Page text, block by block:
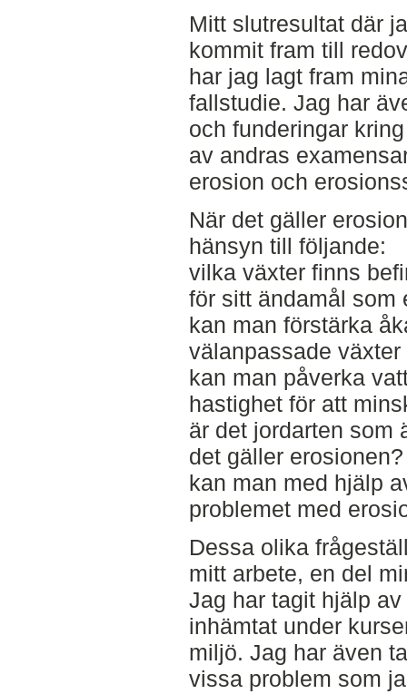
Mitt slutresultat där
kommit fram till
har jag lagt fram
fallstudie. Jag har
och funderingar
av andras
erosion och
När det gäller
hänsyn till följande:
vilka växter finns
för sitt ändamål som
kan man förstärka
välanpassade
kan man påverka
hastighet för att
är det jordarten som
det gäller erosionen?
kan man med hjälp
problemet med
Dessa olika
mitt arbete, en del
Jag har tagit hjälp
inhämtat under
miljö. Jag har även
vissa problem som